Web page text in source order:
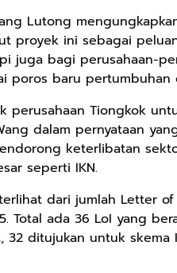
Lutong
proyek ini sebagai
juga bagi perusahaan-
poros baru pertumbuhan
perusahaan Tiongkok
dalam pernyataan
keterlibatan
seperti IKN.
dari jumlah Letter
Total ada 36 LoI yang
32 ditujukan untuk skema
Rp125.000
Buku Seringai
Kunang-kunang
Wisnu
Pamungkas
Anyarmart
Rp71.706